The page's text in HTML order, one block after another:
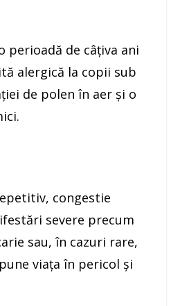
perioadă de câțiva ani
alergică la copii sub
de polen în aer și o
congestie
severe precum
sau, în cazuri rare,
viața în pericol și